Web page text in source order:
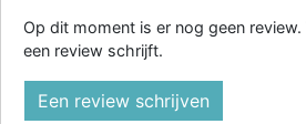
Op dit moment is er nog geen
een review schrijft.
Een review schrijven